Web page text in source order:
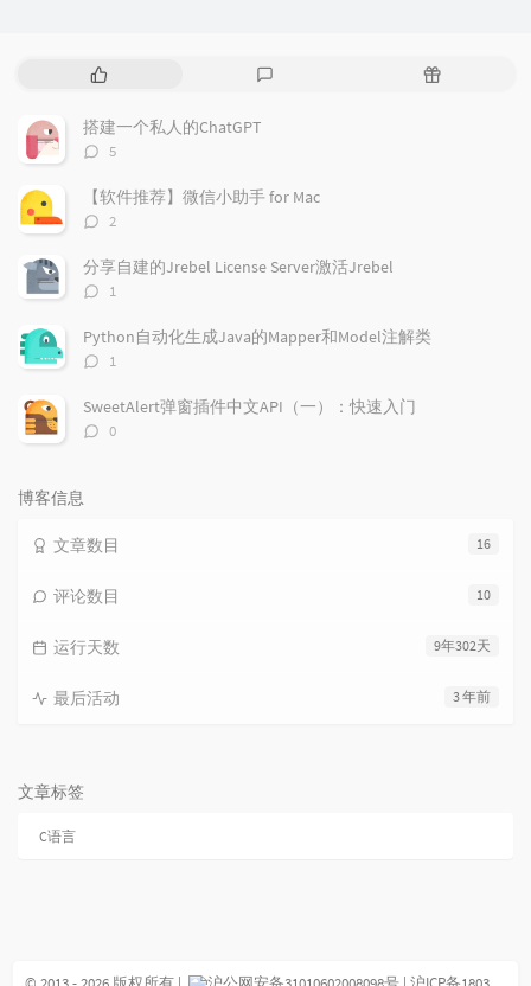
热
文
章
随
搭建一个私人的ChatGPT
评
数：
5
【软件推荐】微信小助手 for Mac
评
数：
2
分享自建的Jrebel License Server激活Jrebel
评
数：
1
Python自动化生成Java的Mapper和Model注解类
评
数：
1
SweetAlert弹窗插件中文API（一）：快速入门
评
0
博客信息
16
文章数目
10
评论数目
9年302天
运行天数
3 年前
最后活动
文章标签
C语言